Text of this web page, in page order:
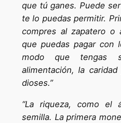
que tú ganes. Puede
te lo puedas permitir.
compres al zapatero
que puedas pagar con
modo que tengas
alimentación, la
dioses.”
“La riqueza, como el
semilla. La primera